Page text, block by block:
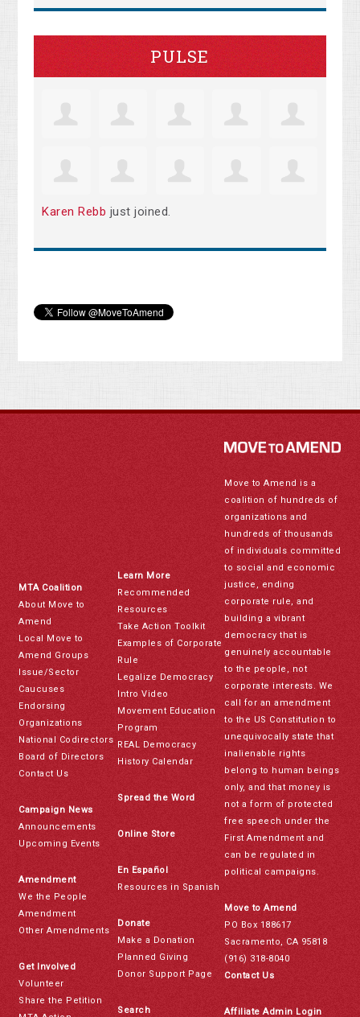
PULSE
Karen Rebb just joined.
MTA Coalition
About Move to
Amend
Local Move to
Amend Groups
Issue/Sector
Caucuses
Endorsing
Organizations
National Codirectors
Board of Directors
Contact Us
Campaign News
Announcements
Upcoming Events
Amendment
We the People
Amendment
Other Amendments
Get Involved
Volunteer
Share the Petition
Learn More
Recommended
Resources
Take Action Toolkit
Examples of Corporate
Rule
Legalize Democracy
Intro Video
Movement Education
Program
REAL Democracy
History Calendar
Spread the Word
Online Store
En Español
Resources in Spanish
Donate
Make a Donation
Planned Giving
Donor Support Page
Search
Move to Amend is a
coalition of hundreds of
organizations and
hundreds of thousands
of individuals committed
to social and economic
justice, ending
corporate rule, and
building a vibrant
democracy that is
genuinely accountable
to the people, not
corporate interests. We
call for an amendment
to the US Constitution to
unequivocally state that
inalienable rights
belong to human beings
only, and that money is
not a form of protected
free speech under the
First Amendment and
can be regulated in
political campaigns.
Move to Amend
PO Box 188617
Sacramento, CA 95818
(916) 318-8040
Contact Us
Affiliate Admin Login